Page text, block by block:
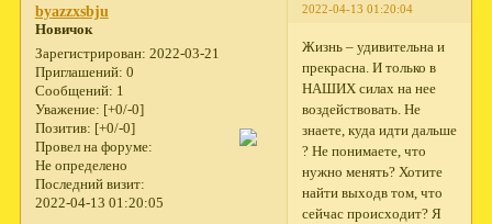
2022-04-13 01:20:04
byazzxsbju
Новичок
Зарегистрирован: 2022-03-21
Приглашений: 0
Сообщений: 1
Уважение: [+0/-0]
Позитив: [+0/-0]
Провел на форуме:
Не определено
Последний визит:
2022-04-13 01:20:05
Жизнь – удивительна и
прекрасна. И только в
НАШИХ силах на нее
воздействовать. Не
знаете, куда идти дальше
? Не понимаете, что
нужно менять? Хотите
найти выходв том, что
сейчас происходит? Я